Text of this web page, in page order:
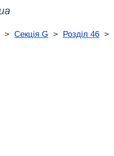
> Секція G > Розділ 46 >